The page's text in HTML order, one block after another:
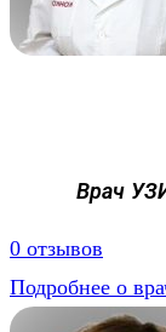
Врач
0 отзывов
Подробнее о